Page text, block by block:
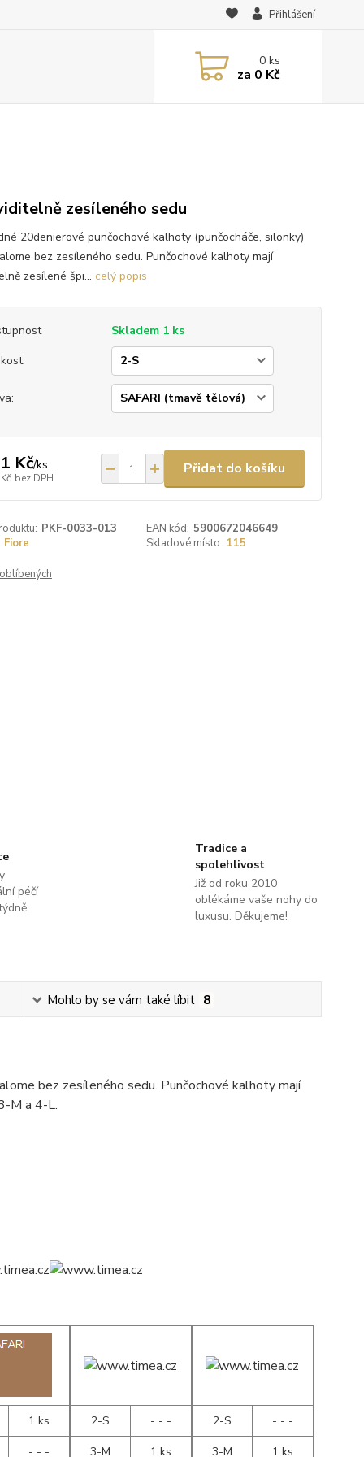
Přihlášení
0ks
za 0 Kč
zesíleného sedu
20denierové punčochové kalhoty (punčocháče, silonky)
bez zesíleného sedu. Punčochové kalhoty mají
zesílené špi... celý popis
Skladem 1 ks
Kč/ks
bez DPH
Přidat do košíku
PKF-0033-013 EAN kód: 5900672046649
Fiore Skladové místo: 115
péčí
Tradice a
spolehlivost
Již od roku 2010
oblékáme vaše nohy do
luxusu. Děkujeme!
Mohlo by se vám také líbit 8
bez zesíleného sedu. Punčochové kalhoty mají
M a 4-L.
1 ks
- - -
2-S
- - -
3-M
1 ks
2-S
- - -
3-M
1 ks